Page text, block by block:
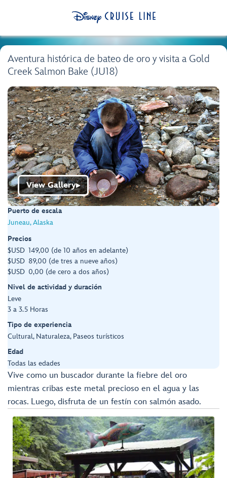
Aventura histórica de bateo de oro y visita a Gold
Creek Salmon Bake (JU18)
View Gallery▶
Puerto de escala
Juneau, Alaska
Precios
$USD 149,00 (de 10 años en adelante)
$USD 89,00 (de tres a nueve años)
$USD 0,00 (de cero a dos años)
Nivel de actividad y duración
Leve
3 a 3.5 Horas
Tipo de experiencia
Cultural, Naturaleza, Paseos turísticos
Edad
Todas las edades
Vive como un buscador durante la fiebre del oro
mientras cribas este metal precioso en el agua y las
rocas. Luego, disfruta de un festín con salmón asado.